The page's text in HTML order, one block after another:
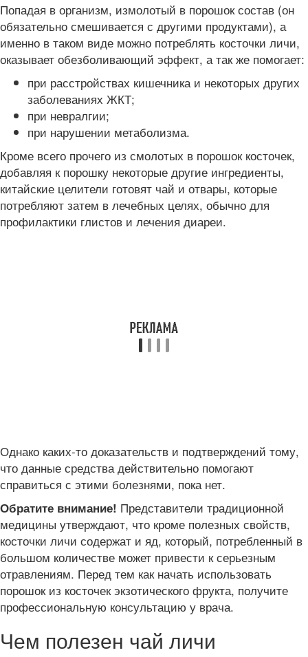
Попадая в организм, измолотый в порошок состав (он
обязательно смешивается с другими продуктами), а
именно в таком виде можно потреблять косточки личи,
оказывает обезболивающий эффект, а так же помогает:
при расстройствах кишечника и некоторых других
заболеваниях ЖКТ;
при невралгии;
при нарушении метаболизма.
Кроме всего прочего из смолотых в порошок косточек,
добавляя к порошку некоторые другие ингредиенты,
китайские целители готовят чай и отвары, которые
потребляют затем в лечебных целях, обычно для
профилактики глистов и лечения диареи.
Однако каких-то доказательств и подтверждений тому,
что данные средства действительно помогают
справиться с этими болезнями, пока нет.
Обратите внимание! Представители традиционной
медицины утверждают, что кроме полезных свойств,
косточки личи содержат и яд, который, потребленный в
большом количестве может привести к серьезным
отравлениям. Перед тем как начать использовать
порошок из косточек экзотического фрукта, получите
профессиональную консультацию у врача.
Чем полезен чай личи